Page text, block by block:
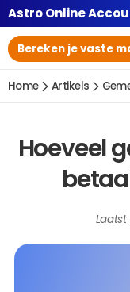
Astro Online
Bereken je vaste
Home Artikels
Hoeveel